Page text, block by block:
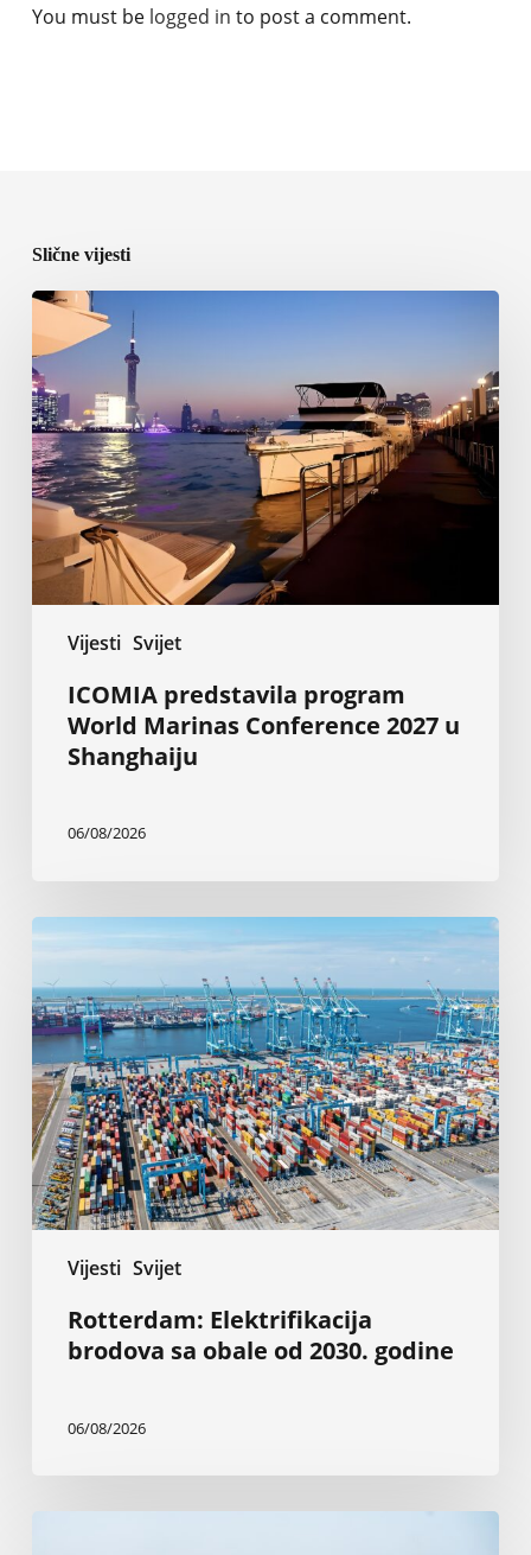
You must be logged in to post a comment.
Slične vijesti
Vijesti Svijet
ICOMIA
predstavila
program
World
Marinas
Conference
2027
u
Shanghaiju
ICOMIA predstavila program
World Marinas Conference 2027 u
Shanghaiju
06/08/2026
Vijesti Svijet
Rotterdam:
brodova
sa
obale
od
2030.
godine
Rotterdam: Elektrifikacija
brodova sa obale od 2030. godine
06/08/2026